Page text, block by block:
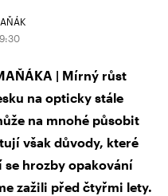
| Mírný růst
na opticky stále
na mnohé působit
však důvody, které
se hrozby opakování
zažili před čtyřmi lety.